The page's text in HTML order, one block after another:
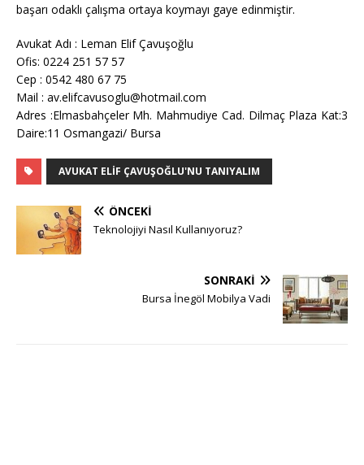
başarı odaklı çalışma ortaya koymayı gaye edinmiştir.
Avukat Adı : Leman Elif Çavuşoğlu
Ofis: 0224 251 57 57
Cep : 0542 480 67 75
Mail : av.elifcavusoglu@hotmail.com
Adres :Elmasbahçeler Mh. Mahmudiye Cad. Dilmaç Plaza Kat:3
Daire:11 Osmangazi/ Bursa
AVUKAT ELIF ÇAVUŞOĞLU'NU TANIYALIM
ÖNCEKI
Teknolojiyi Nasıl Kullanıyoruz?
SONRAKI
Bursa İnegöl Mobilya Vadi